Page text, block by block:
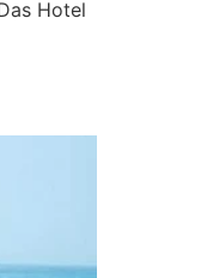
Hotel